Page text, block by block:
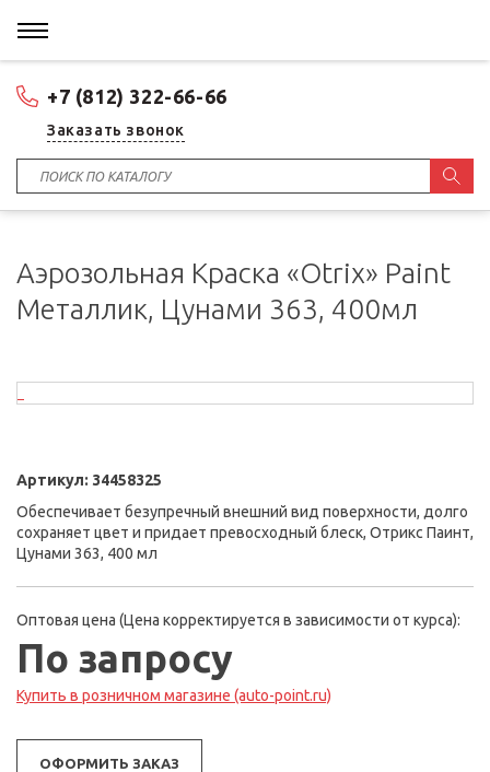
+7 (812) 322-66-66
Заказать звонок
Аэрозольная Краска «Otrix» Paint
Металлик, Цунами 363, 400мл
Артикул: 34458325
Обеспечивает безупречный внешний вид поверхности, долго
сохраняет цвет и придает превосходный блеск, Отрикс Паинт,
Цунами 363, 400 мл
Оптовая цена (Цена корректируется в зависимости от курса):
По запросу
Купить в розничном магазине (auto-point.ru)
ОФОРМИТЬ ЗАКАЗ